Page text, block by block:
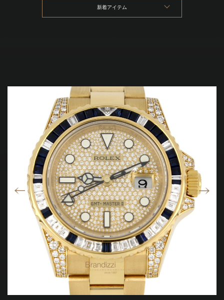
新着アイテム